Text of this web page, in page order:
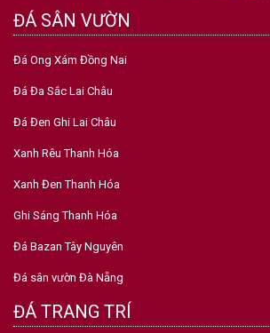
ĐÁ SÂN VƯỜN
Đá Ong Xám Đồng Nai
Đá Đa Sắc Lai Châu
Đá Đen Ghi Lai Châu
Xanh Rêu Thanh Hóa
Xanh Đen Thanh Hóa
Ghi Sáng Thanh Hóa
Đá Bazan Tây Nguyên
Đá sân vườn Đà Nẵng
ĐÁ TRANG TRÍ